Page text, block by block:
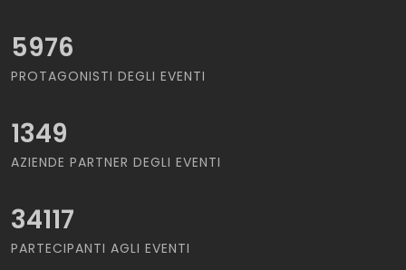
5976
PROTAGONISTI DEGLI EVENTI
1349
AZIENDE PARTNER DEGLI EVENTI
34117
PARTECIPANTI AGLI EVENTI